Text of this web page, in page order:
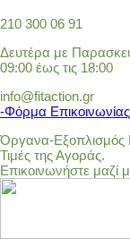
210 300 06 91
Δευτέρα με
09:00 έως τις 18:00
info@fitaction.gr
-Φόρμα Επικοινωνίας
Όργανα-Εξοπλισμός
Τιμές της Αγοράς.
Επικοινωνήστε μαζί